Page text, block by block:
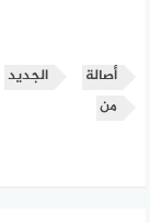
أصالة الجديد
من